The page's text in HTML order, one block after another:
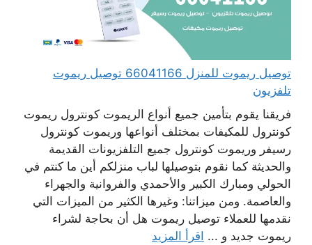
توصيل ريموت للمنزل 66041166 توصيل ريموت
تلفزيون
فريقنا يقوم بتأمين جميع أنواع الريموت كونترول ريموت
كونترول للمكيفات بمختلف أنواعها وريموت كونترول
رسيفر وريموت كونترول جميع التلفزيونات القديمة
والحديثة كما نقوم بتوصيلها لباب منزلكم أين ما كنتم في
الحولي ومبارك الكبير والأحمدي والفروانية والجهراء
والعاصمة. ومن ميزاتنا: وغيرها الكثير من الميزات التي
نقدمها للعملاء توصيل ريموت هل أن بحاجة لشراء
ريموت جديد و ... اقرأ المزيد